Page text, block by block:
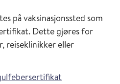
på vaksinasjonssted som
Dette gjøres for
reiseklinikker eller